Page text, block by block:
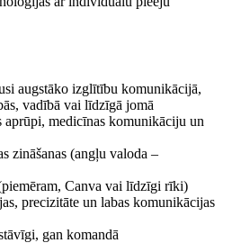
augstāko izglītību komunikācijā,
vadībā vai līdzīgā jomā
aprūpi, medicīnas komunikāciju un
zināšanas (angļu valoda –
Canva vai līdzīgi rīki)
precizitāte un labas komunikācijas
gan komandā